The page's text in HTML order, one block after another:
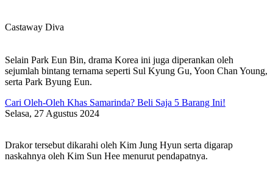
Castaway Diva
Selain Park Eun Bin, drama Korea ini juga diperankan oleh
sejumlah bintang ternama seperti Sul Kyung Gu, Yoon Chan Young,
serta Park Byung Eun.
Cari Oleh-Oleh Khas Samarinda? Beli Saja 5 Barang Ini!
Selasa, 27 Agustus 2024
Drakor tersebut dikarahi oleh Kim Jung Hyun serta digarap
naskahnya oleh Kim Sun Hee menurut pendapatnya.